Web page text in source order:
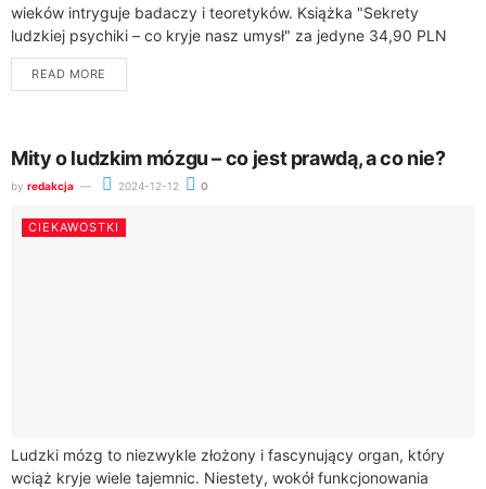
wieków intryguje badaczy i teoretyków. Książka "Sekrety
ludzkiej psychiki – co kryje nasz umysł" za jedyne 34,90 PLN
proponuje wgląd w...
READ MORE
Mity o ludzkim mózgu – co jest prawdą, a co nie?
by redakcja 2024-12-12 0
CIEKAWOSTKI
Ludzki mózg to niezwykle złożony i fascynujący organ, który
wciąż kryje wiele tajemnic. Niestety, wokół funkcjonowania